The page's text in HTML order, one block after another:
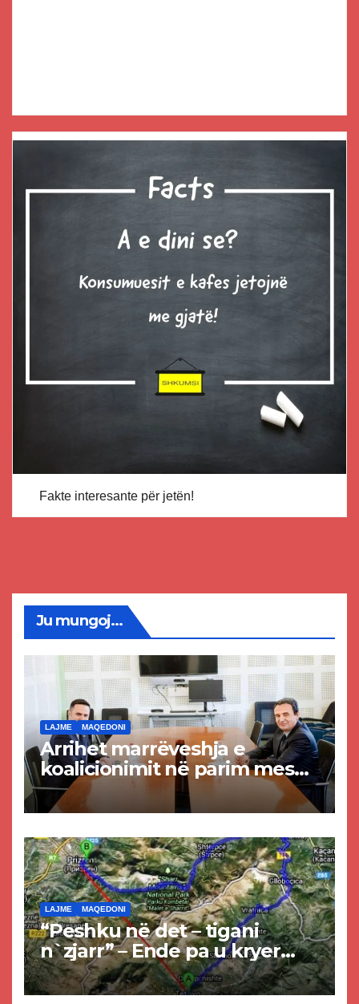
Fakte interesante për jetën!
Ju mungoj...
LAJME MAQEDONI
Arrihet marrëveshja e
koalicionimit në parim mes
Kurtit dhe Abdixhikut
LAJME MAQEDONI
“Peshku në det – tigani
n`zjarr” – Ende pa u kryer
projekti i tunelit, komuna e
Tetovës nis punimet për